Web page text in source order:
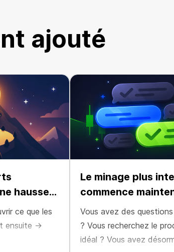
ajouté
hausse
ce que les
ensuite →
Le minage plus
commence
Vous avez des
? Vous recherchez le
idéal ? Vous avez